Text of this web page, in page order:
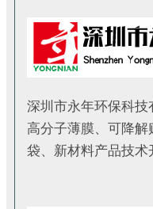
深圳市永年环保科技
高分子薄膜、可降
袋、新材料产品技术